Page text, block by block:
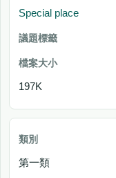
Special place
197K
第一類